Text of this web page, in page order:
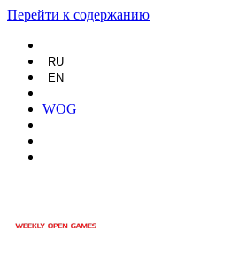
Перейти к содержанию
RU
EN
WOG